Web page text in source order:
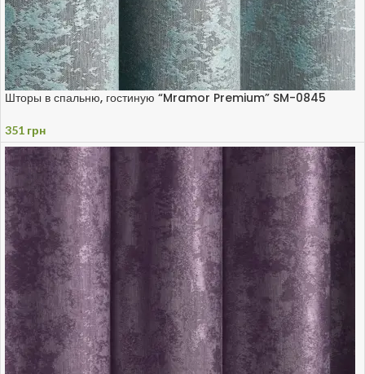
Шторы в спальню, гостиную “Mramor Premium” SM-0845
351 грн